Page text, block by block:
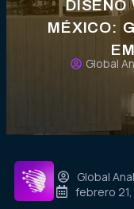
DISEÑO
MÉXICO:
Global
Global
febrero